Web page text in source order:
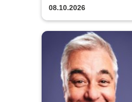
08.10.2026